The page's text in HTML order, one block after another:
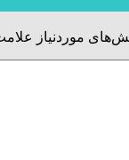
موردنیاز